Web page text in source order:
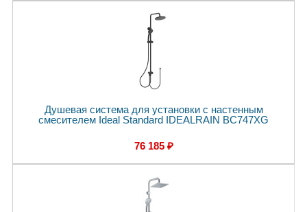
Душевая система для установки с настенным
смесителем Ideal Standard IDEALRAIN BC747XG
76 185 ₽